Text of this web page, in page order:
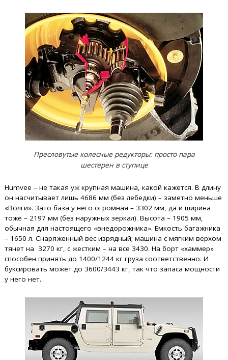
Пресловутые колесные редукторы: просто пара
шестерен в ступице
Humvee – не такая уж крупная машина, какой кажется. В длину
он насчитывает лишь 4686 мм (без лебедки) – заметно меньше
«Волги». Зато база у него огромная – 3302 мм, да и ширина
тоже – 2197 мм (без наружных зеркал). Высота – 1905 мм,
обычная для настоящего «внедорожника». Емкость багажника
– 1650 л. Снаряженный вес изрядный; машина с мягким верхом
тянет на 3270 кг, с жестким – на все 3430. На борт «хаммер»
способен принять до 1400/1244 кг груза соответственно. И
буксировать может до 3600/3443 кг, так что запаса мощности
у него нет.